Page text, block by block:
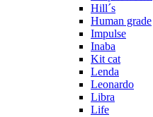
Hill´s
Human grade
Impulse
Inaba
Kit cat
Lenda
Leonardo
Libra
Life